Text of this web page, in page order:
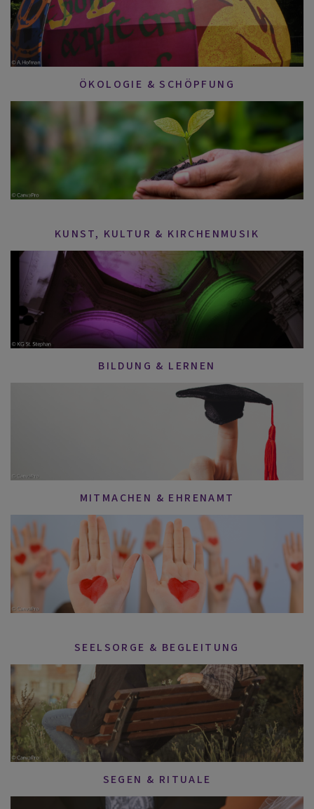
ÖKOLOGIE & SCHÖPFUNG
KUNST, KULTUR & KIRCHENMUSIK
BILDUNG & LERNEN
MITMACHEN & EHRENAMT
SEELSORGE & BEGLEITUNG
SEGEN & RITUALE